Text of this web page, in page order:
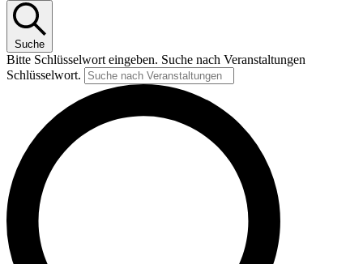
Suche
Bitte Schlüsselwort eingeben. Suche nach Veranstaltungen
Schlüsselwort.